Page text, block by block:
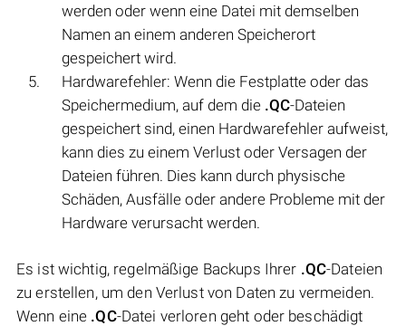
werden oder wenn eine Datei mit demselben
Namen an einem anderen Speicherort
gespeichert wird.
Hardwarefehler: Wenn die Festplatte oder das
Speichermedium, auf dem die .QC-Dateien
gespeichert sind, einen Hardwarefehler aufweist,
kann dies zu einem Verlust oder Versagen der
Dateien führen. Dies kann durch physische
Schäden, Ausfälle oder andere Probleme mit der
Hardware verursacht werden.
Es ist wichtig, regelmäßige Backups Ihrer .QC-Dateien
zu erstellen, um den Verlust von Daten zu vermeiden.
Wenn eine .QC-Datei verloren geht oder beschädigt